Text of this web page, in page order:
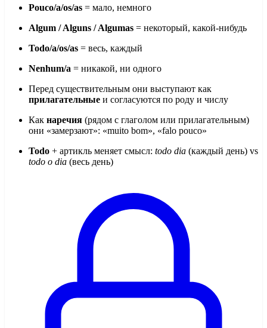
Pouco/a/os/as = мало, немного
Algum / Alguns / Algumas = некоторый, какой-нибудь
Todo/a/os/as = весь, каждый
Nenhum/a = никакой, ни одного
Перед существительным они выступают как
прилагательные и согласуются по роду и числу
Как наречия (рядом с глаголом или прилагательным)
они «замерзают»: «muito bom», «falo pouco»
Todo + артикль меняет смысл: todo dia (каждый день) vs
todo o dia (весь день)